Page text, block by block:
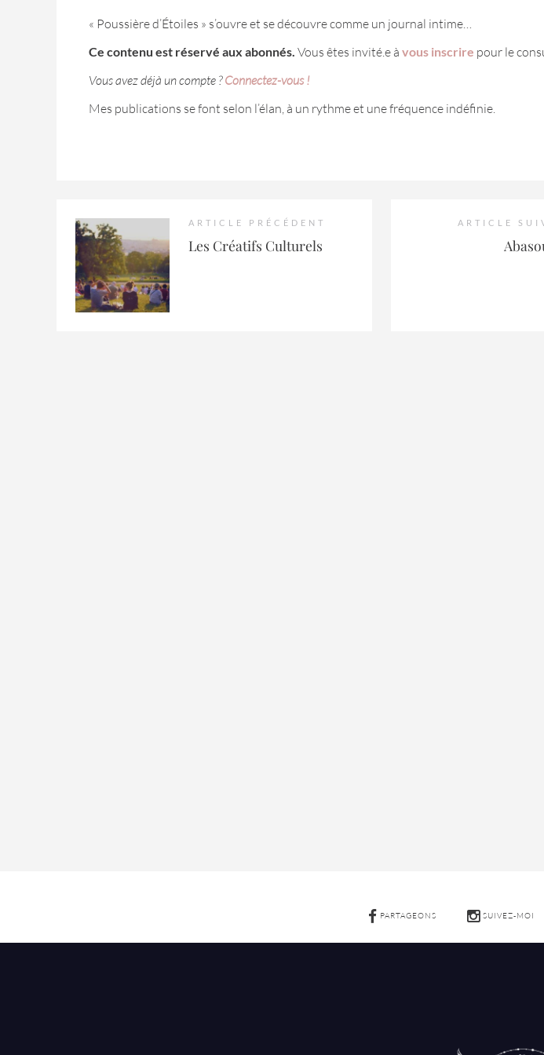
« Poussière d’Étoiles » s’ouvre et se découvre comme un journal intime…
Ce contenu est réservé aux abonnés. Vous êtes invité.e àvous inscrire pour le
Vous avez déjà un compte ?Connectez-vous !
Mes publications se font selon l’élan, à un rythme et une fréquence indéfinie.
ARTICLE PRÉCÉDENT
Les Créatifs Culturels
ARTICLE
PARTAGEONS SUIVEZ-MOI